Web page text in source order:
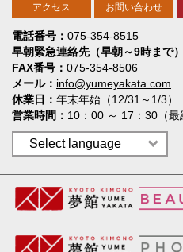
電話番号
075-354-8515
早朝緊急連絡先（早朝～9時まで）
FAX番号
075-354-8506
メール
info@yumeyakata.com
休業日
年末年始（12/31～1/3）
営業時間
10：00 ～ 17：30（最
アクセス お問い合わせ